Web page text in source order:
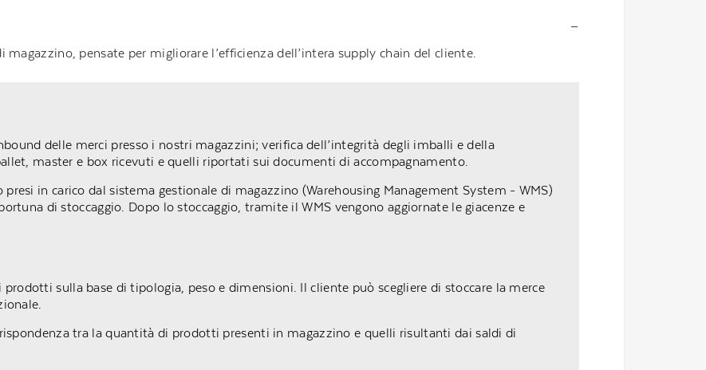
pensate per migliorare l’efficienza dell’intera supply chain del cliente.
delle merci presso i nostri magazzini; verifica dell’integrità degli imballi e della
master e box ricevuti e quelli riportati sui documenti di accompagnamento.
in carico dal sistema gestionale di magazzino (Warehousing Management System - WMS)
di stoccaggio. Dopo lo stoccaggio, tramite il WMS vengono aggiornate le giacenze e
sulla base di tipologia, peso e dimensioni. Il cliente può scegliere di stoccare la merce
tra la quantità di prodotti presenti in magazzino e quelli risultanti dai saldi di